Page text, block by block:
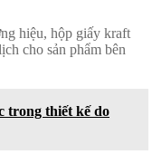
hiệu, hộp giấy kraft
cho sản phẩm bên
trong thiết kế do